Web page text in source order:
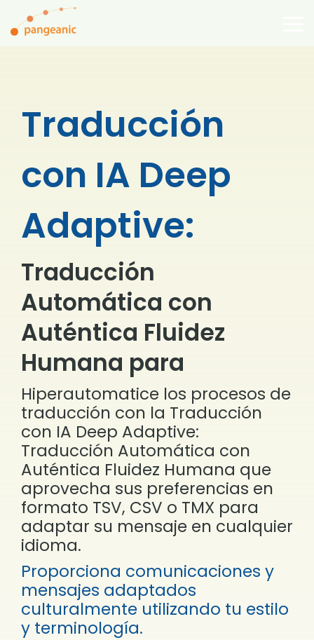
the
Traducción
con IA Deep
Adaptive:
Traducción
Automática con
Auténtica Fluidez
Humana para
Hiperautomatice los procesos de
traducción con la Traducción
con IA Deep Adaptive:
Traducción Automática con
Auténtica Fluidez Humana que
aprovecha sus preferencias en
formato TSV, CSV o TMX para
adaptar su mensaje en cualquier
idioma.
Proporciona comunicaciones y
mensajes adaptados
culturalmente utilizando tu estilo
y terminología.